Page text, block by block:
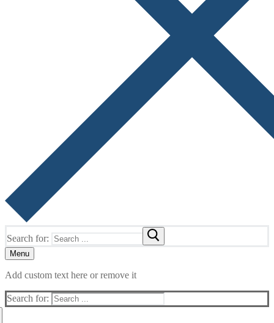
Search for:
Menu
Add custom text here or remove it
Search for: